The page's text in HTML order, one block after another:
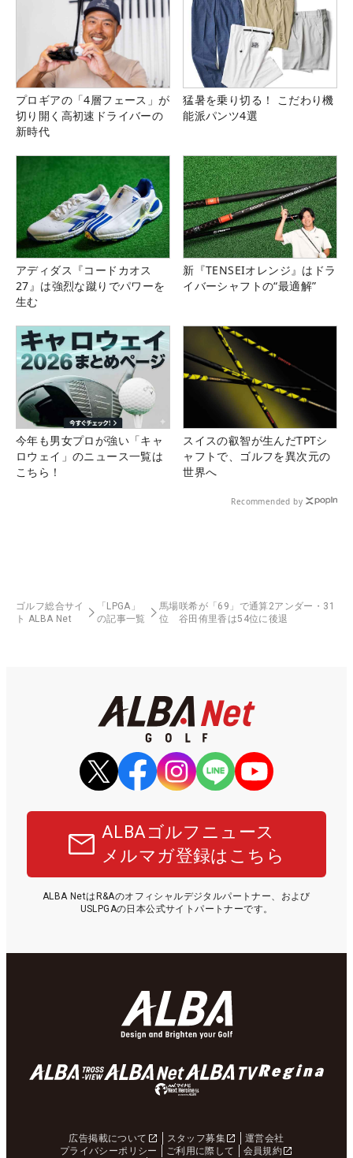
プロギアの「4層フェース」が
切り開く高初速ドライバーの
新時代
猛暑を乗り切る！ こだわり機
能派パンツ4選
アディダス『コードカオス
27』は強烈な蹴りでパワーを
生む
新『TENSEIオレンジ』はドラ
イバーシャフトの“最適解”
今年も男女プロが強い「キャ
ロウェイ」のニュース一覧は
こちら！
スイスの叡智が生んだTPTシ
ャフトで、ゴルフを異次元の
世界へ
Recommended by
ゴルフ総合サイ
ト ALBA Net
「LPGA」
の記事一覧
馬場咲希が「69」で通算2アンダー・31
位 谷田侑里香は54位に後退
ALBAゴルフニュース
メルマガ登録はこちら
ALBA NetはR&Aのオフィシャルデジタルパートナー、および
USLPGAの日本公式サイトパートナーです。
広告掲載について スタッフ募集
運営会社
プライバシーポリシー
ご利用に際して 会員規約